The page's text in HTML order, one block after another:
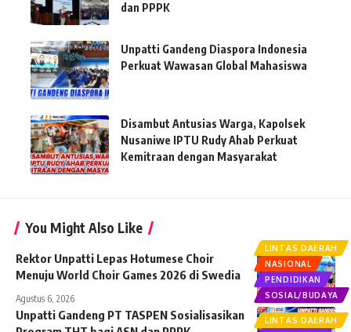
dan PPPK
Unpatti Gandeng Diaspora Indonesia
Perkuat Wawasan Global Mahasiswa
Disambut Antusias Warga, Kapolsek
Nusaniwe IPTU Rudy Ahab Perkuat
Kemitraan dengan Masyarakat
You Might Also Like
LINTAS DAERAH
NASIONAL
PENDIDIKAN
SOSIAL/BUDAYA
Rektor Unpatti Lepas Hotumese Choir
Menuju World Choir Games 2026 di Swedia
Agustus 6, 2026
LINTAS DAERAH
Unpatti Gandeng PT TASPEN Sosialisasikan